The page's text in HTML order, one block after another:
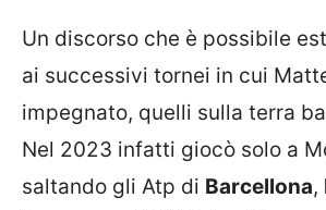
Un discorso che è possibile
ai successivi tornei in cui
impegnato, quelli sulla terra
Nel 2023 infatti giocò solo a
saltando gli Atp di Barcellona,